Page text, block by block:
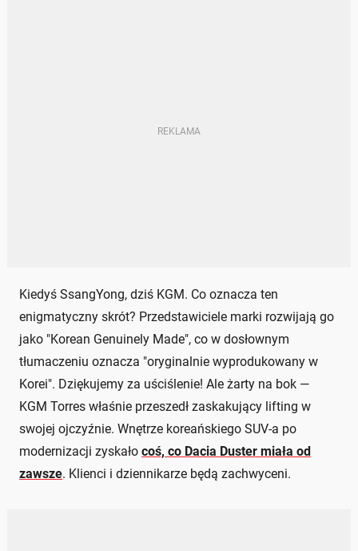
Kiedyś SsangYong, dziś KGM. Co oznacza ten
enigmatyczny skrót? Przedstawiciele marki rozwijają go
jako "Korean Genuinely Made", co w dosłownym
tłumaczeniu oznacza "oryginalnie wyprodukowany w
Korei". Dziękujemy za uściślenie! Ale żarty na bok —
KGM Torres właśnie przeszedł zaskakujący lifting w
swojej ojczyźnie. Wnętrze koreańskiego SUV-a po
modernizacji zyskało coś, co Dacia Duster miała od
zawsze. Klienci i dziennikarze będą zachwyceni.